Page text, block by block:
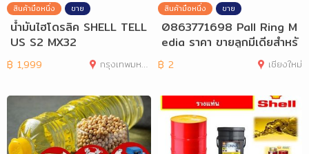
สินค้ามือหนึ่ง ขาย
น้ำมันไฮโดรลิค SHELL TELL
US S2 MX32
฿ 1,999 กรุงเทพมหานคร
สินค้ามือหนึ่ง ขาย
0863771698 Pall Ring M
edia ราคา ขายลูกมีเดียสำหรั
บระบบบำบัด
฿ 2 เชียงใหม่